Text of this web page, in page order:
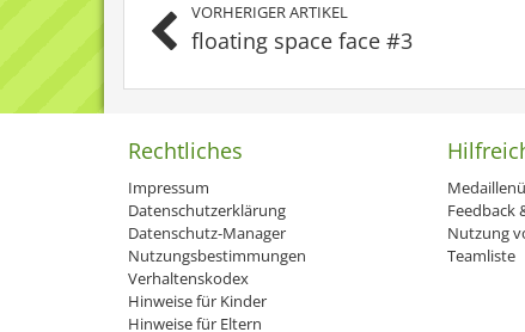
VORHERIGER ARTIKEL
floating space face #3
Rechtliches
Impressum
Datenschutzerklärung
Datenschutz-Manager
Nutzungsbestimmungen
Verhaltenskodex
Hinweise für Kinder
Hinweise für Eltern
Feedback
Nutzung
Teamliste